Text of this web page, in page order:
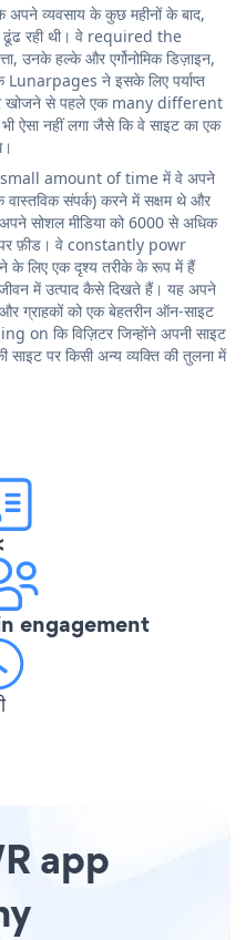
व्यवसाय के कुछ महीनों के बाद,
रही थी। वे required the
उनके हल्के और एर्गोनोमिक डिज़ाइन,
ने इसके लिए पर्याप्त
खोजने से पहले एक many different
ऐसा नहीं लगा जैसे कि वे साइट का एक
small amount of time में वे अपने
संपर्क) करने में सक्षम थे और
सोशल मीडिया को 6000 से अधिक
पर फ़ीड। वे constantly powr
के लिए एक दृश्य तरीके के रूप में हैं
में उत्पाद कैसे दिखते हैं। यह अपने
और ग्राहकों को एक बेहतरीन ऑन-साइट
on कि विज़िटर जिन्होंने अपनी साइट
पर किसी अन्य व्यक्ति की तुलना में
engagement
app